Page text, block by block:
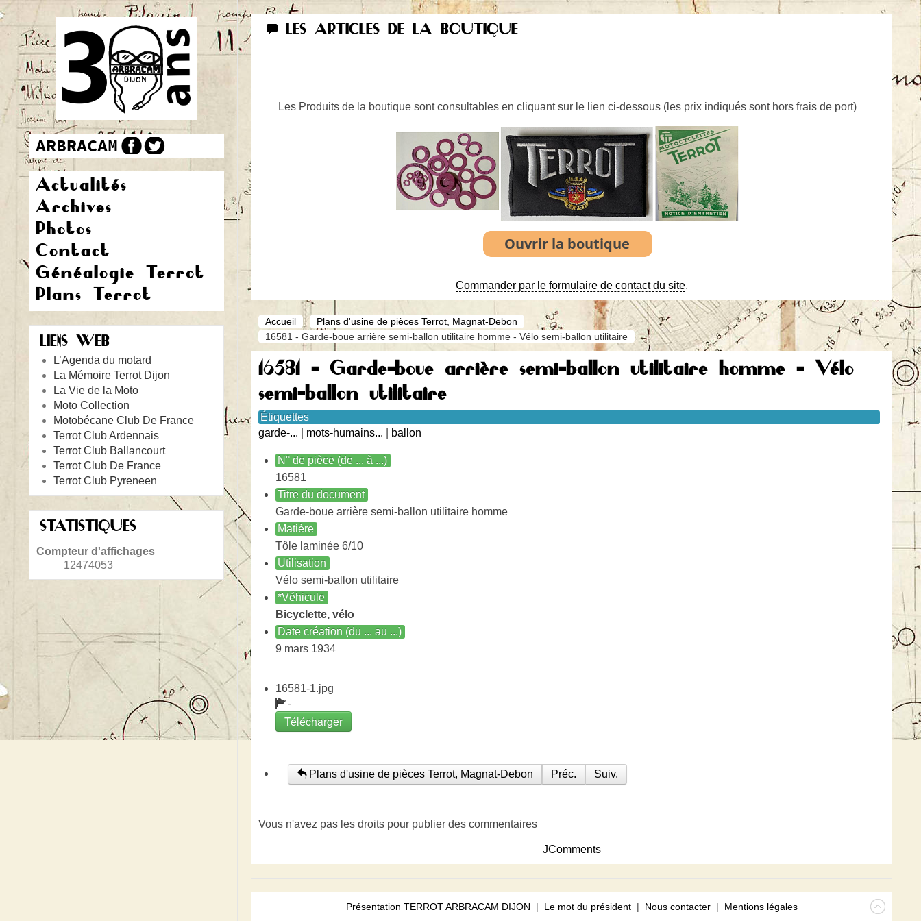
Actualités
Archives
Photos
Contact
Généalogie Terrot
Plans Terrot
LIENS WEB
L’Agenda du motard
La Mémoire Terrot Dijon
La Vie de la Moto
Moto Collection
Motobécane Club De France
Terrot Club Ardennais
Terrot Club Ballancourt
Terrot Club De France
Terrot Club Pyreneen
STATISTIQUES
Compteur d'affichages
12474053
LES ARTICLES DE LA BOUTIQUE
Les Produits de la boutique sont consultables en cliquant sur le lien ci-dessous ( les prix indiqués sont hors frais de port)
Commander par le formulaire de contact du site.
Accueil
Plans d'usine de pièces Terrot, Magnat-Debon
16581 - Garde-boue arrière semi-ballon utilitaire homme - Vélo semi-ballon utilitaire
16581 - Garde-boue arrière semi-ballon utilitaire homme - Vélo
semi-ballon utilitaire
Étiquettes
garde-...
mots-humains... ballon
N° de pièce (de ... à ...)
16581
Titre du document
Garde-boue arrière semi-ballon utilitaire homme
Matière
Tôle laminée 6/10
Utilisation
Vélo semi-ballon utilitaire
*Véhicule
Bicyclette, vélo
Date création (du ... au ...)
9 mars 1934
16581-1.jpg
-
Télécharger
Plans d'usine de pièces Terrot, Magnat-Debon Préc. Suiv.
Vous n'avez pas les droits pour publier des commentaires
JComments
Présentation TERROT ARBRACAM DIJON | Le mot du président | Nous contacter | Mentions légales